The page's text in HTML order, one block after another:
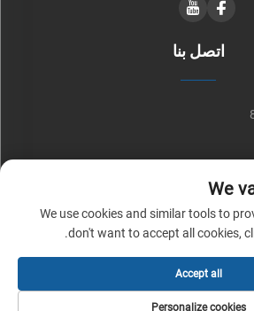
اتصل بنا
RM 602, NO. 1509, CAOAN ROAD,
|سياسة الخصوصية
We
We use cookies and similar tools to
don't want to accept all cookies,
Personalize cookies
Accept all